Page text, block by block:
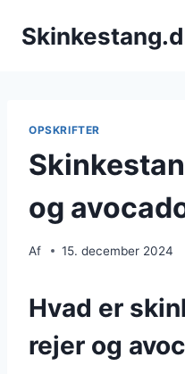
OPSKRIFTER
og
Af 15. december 2024
Hvad er
rejer og